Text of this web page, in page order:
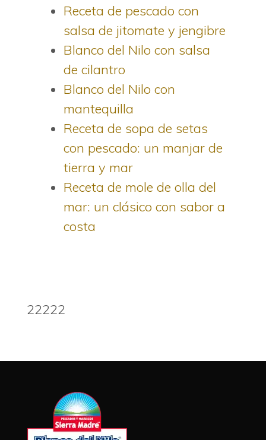
Receta de pescado con
salsa de jitomate y jengibre
Blanco del Nilo con salsa
de cilantro
Blanco del Nilo con
mantequilla
Receta de sopa de setas
con pescado: un manjar de
tierra y mar
Receta de mole de olla del
mar: un clásico con sabor a
costa
22222